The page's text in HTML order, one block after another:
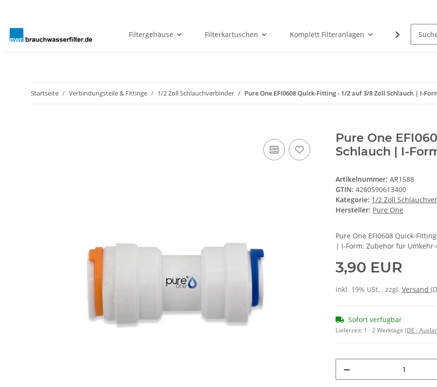
Filtergehäuse Filterkartuschen Komplett Filteranlagen Messtechnik
Startseite Verbindungsteile & Fittinge 1/2 Zoll Schlauchverbinder Pure One EFI0608 Quick-Fitting - 1/2 auf 3/8 Zoll Schlauch | I-
Pure One
Schlauch | I-
Artikelnummer: AR1588
GTIN: 4260590613400
Kategorie: 1/2 Zoll
Hersteller: Pure One
Pure One EFI0608 Quick-
| I-Form. Zubehör für
3,90 EUR
inkl. 19% USt. , zzgl. Versand
Sofort verfügbar
Lieferzeit: 1 - 2 Werktage (DE -